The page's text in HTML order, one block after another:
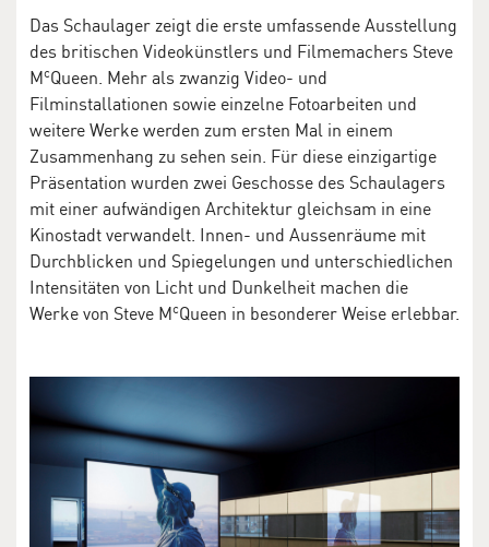
Das Schaulager zeigt die erste umfassende Ausstellung
des britischen Videokünstlers und Filmemachers Steve
McQueen. Mehr als zwanzig Video- und
Filminstallationen sowie einzelne Fotoarbeiten und
weitere Werke werden zum ersten Mal in einem
Zusammenhang zu sehen sein. Für diese einzigartige
Präsentation wurden zwei Geschosse des Schaulagers
mit einer aufwändigen Architektur gleichsam in eine
Kinostadt verwandelt. Innen- und Aussenräume mit
Durchblicken und Spiegelungen und unterschiedlichen
Intensitäten von Licht und Dunkelheit machen die
Werke von Steve McQueen in besonderer Weise erlebbar.